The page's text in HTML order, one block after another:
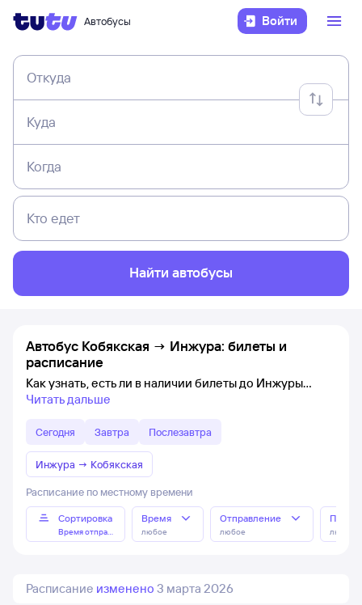
Автобусы Войти
Откуда
Куда
Когда
Кто едет
Найти автобусы
Автобус Кобякская → Инжура: билеты и
расписание
Как узнать, есть ли в наличии билеты до Инжуры
Читать дальше
Сегодня Завтра Послезавтра
Инжура → Кобякская
Расписание по местному времени
Сортировка
Время отправления
Время
любое
Отправление
любое любое
Расписание изменено 3 марта 2026